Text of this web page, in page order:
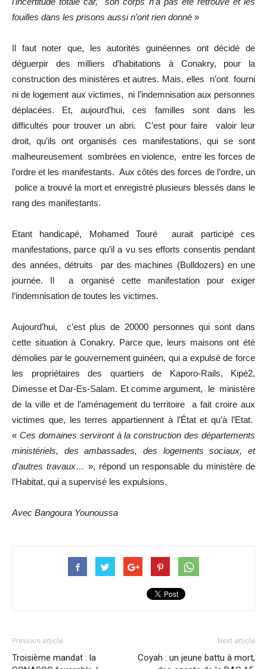
fouilles dans les prisons aussi n’ont rien donné »
Il faut noter que, les autorités guinéennes ont décidé de
déguerpir des milliers d’habitations à Conakry, pour la
construction des ministères et autres. Mais, elles n’ont fourni
ni de logement aux victimes, ni l’indemnisation aux personnes
déplacées. Et, aujourd’hui, ces familles sont dans les
difficultés pour trouver un abri. C’est pour faire valoir leur
droit, qu’ils ont organisés ces manifestations, qui se sont
malheureusement sombrées en violence, entre les forces de
l’ordre et les manifestants. Aux côtés des forces de l’ordre, un
police a trouvé la mort et enregistré plusieurs blessés dans le
rang des manifestants.
Etant handicapé, Mohamed Touré aurait participé ces
manifestations, parce qu’il a vu ses efforts consentis pendant
des années, détruits par des machines (Bulldozers) en une
journée. Il a organisé cette manifestation pour exiger
l’indemnisation de toutes les victimes.
Aujourd’hui, c’est plus de 20000 personnes qui sont dans
cette situation à Conakry. Parce que, leurs maisons ont été
démolies par le gouvernement guinéen, qui a expulsé de force
les propriétaires des quartiers de Kaporo-Rails, Kipé2,
Dimesse et Dar-Es-Salam. Et comme argument, le ministère
de la ville et de l’aménagement du territoire a fait croire aux
victimes que, les terres appartiennent à l’État et qu’à l’Etat.
« Ces domaines serviront à la construction des départements
ministériels, des ambassades, des logements sociaux, et
d’autres travaux… », répond un responsable du ministère de
l’Habitat, qui a supervisé les expulsions.
Avec Bangoura Younoussa
Previous article
Troisième mandat : la
Next article
Coyah : un jeune battu à mort,